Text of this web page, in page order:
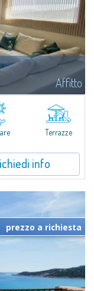
Affitto
di recente
sulla rinomata baia di
verdi...
Terrazze
info
prezzo a richiesta